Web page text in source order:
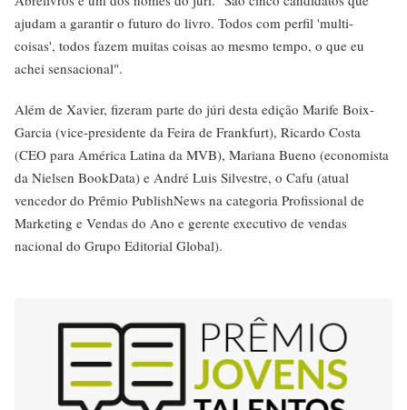
ajudam a garantir o futuro do livro. Todos com perfil 'multi-
coisas', todos fazem muitas coisas ao mesmo tempo, o que eu
achei sensacional".
Além de Xavier, fizeram parte do júri desta edição Marife Boix-
Garcia (vice-presidente da Feira de Frankfurt), Ricardo Costa
(CEO para América Latina da MVB), Mariana Bueno (economista
da Nielsen BookData) e André Luis Silvestre, o Cafu (atual
vencedor do Prêmio PublishNews na categoria Profissional de
Marketing e Vendas do Ano e gerente executivo de vendas
nacional do Grupo Editorial Global).